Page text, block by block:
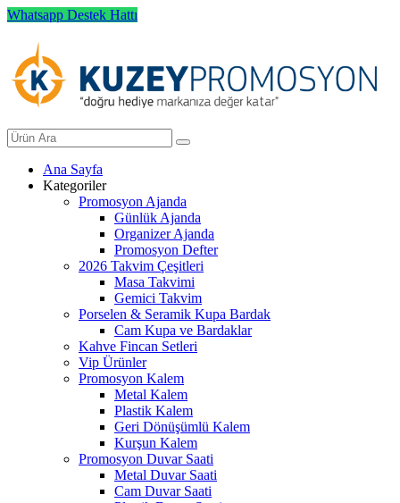
Whatsapp Destek Hattı
Ana Sayfa
Kategoriler
Promosyon Ajanda
Günlük Ajanda
Organizer Ajanda
Promosyon Defter
2026 Takvim Çeşitleri
Masa Takvimi
Gemici Takvim
Porselen & Seramik Kupa Bardak
Cam Kupa ve Bardaklar
Kahve Fincan Setleri
Vip Ürünler
Promosyon Kalem
Metal Kalem
Plastik Kalem
Geri Dönüşümlü Kalem
Kurşun Kalem
Promosyon Duvar Saati
Metal Duvar Saati
Cam Duvar Saati